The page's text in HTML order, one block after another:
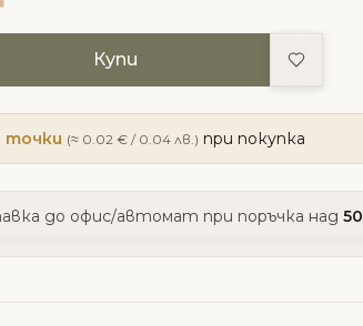
Купи
точки (≈ 0.02 € / 0.04 лв.) при покупка
до офис/автомат при поръчка над